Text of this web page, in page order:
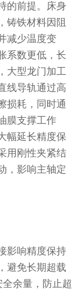
前提。床身
铸铁材料因阻
减少温度变
系数更低，长
大型龙门加工
线导轨通过高
损耗，同时通
膜支撑工作
幅延长精度保
用刚性夹紧结
，影响主轴定
响精度保持
避免长期超载
余量，防止超